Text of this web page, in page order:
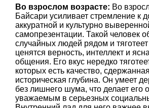
Во взрослом возрасте: Во
Байсари усиливает стремление к
аккуратной и культурно
самопрезентации. Такой человек
случайных людей рядом и тяготеет
ценятся верность, интеллект и
общения. Его вкус нередко
которых есть качество,
историческая глубина. Он умеет
без лишнего шума, что делает его
уважаемым в серьезных